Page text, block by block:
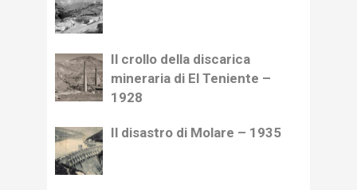
Il crollo della discarica
mineraria di El Teniente –
1928
Il disastro di Molare – 1935